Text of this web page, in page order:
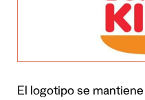
El logotipo se